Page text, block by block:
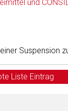
und
Suspension
Liste Eintrag